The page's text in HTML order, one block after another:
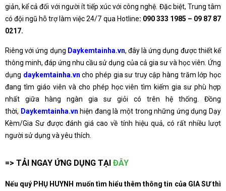
giản, kể cả đối với người ít tiếp xúc với công nghệ. Đặc biệt, Trung tâm
có đội ngũ hỗ trợ làm việc 24/7 qua Hotline: 090 333 1985 – 09 87 87
0217.
Riêng với ứng dụng Daykemtainha.vn, đây là ứng dụng được thiết kế
thông minh, đáp ứng nhu cầu sử dụng của cả gia sư và học viên. Ứng
dụng daykemtainha.vn cho phép gia sư truy cập hàng trăm lớp học
đang tìm giáo viên và cho phép học viên tìm kiếm gia sư phù hợp
nhất giữa hàng ngàn gia sư giỏi có trên hệ thống. Đồng
thời, Daykemtainha.vn hiện đang là một trong những ứng dụng Dạy
Kèm/Gia Sư được đánh giá cao về tính hiệu quả, có rất nhiều lượt
người sử dụng và yêu thích.
=> TẢI NGAY ỨNG DỤNG TẠI ĐÂY
Nếu quý PHỤ HUYNH muốn tìm hiểu thêm thông tin của GIA SƯ thì